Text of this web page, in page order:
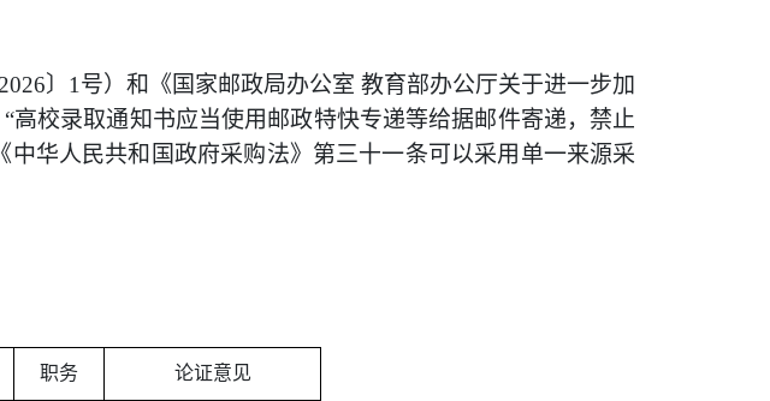
2026〕 1 号）和《国家邮政局办公室 教育部办公厅关于进一步加
“高校录取通知书应当使用邮政特快专递等给据邮件寄递，禁止
华人民共和国政府采购法》第三十一条可以采用单一来源采
职务 论证意见